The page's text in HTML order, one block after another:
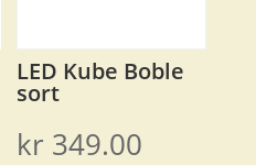
LED Kube Boble
sort
kr 349.00